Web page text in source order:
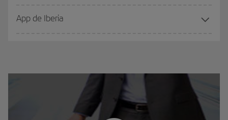
App de Iberia